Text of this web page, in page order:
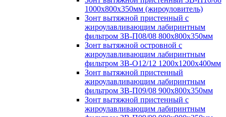
1000х800х350мм (жироуловитель)
Зонт вытяжной пристенный с
жироулавливающим лабиринтным
фильтром ЗВ-П08/08 800х800х350мм
Зонт вытяжной островной с
жироулавливающим лабиринтным
фильтром ЗВ-О12/12 1200х1200х400мм
Зонт вытяжной пристенный
жироулавливающим лабиринтным
фильтром ЗВ-П09/08 900х800х350мм
Зонт вытяжной пристенный с
жироулавливающим лабиринтным